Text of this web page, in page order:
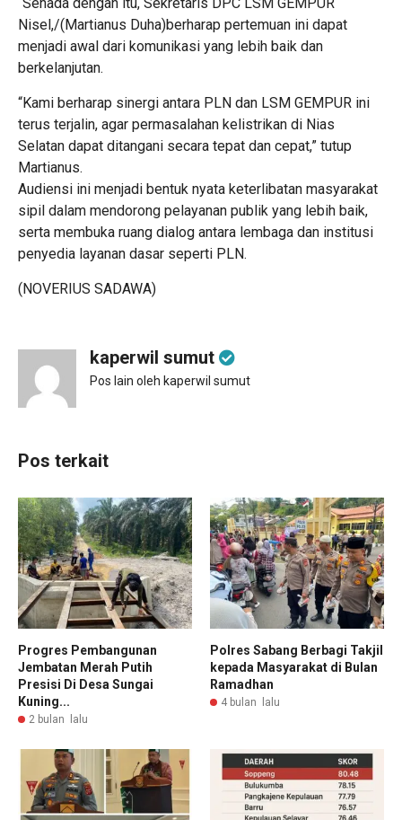
“Senada dengan itu, Sekretaris DPC LSM GEMPUR
Nisel,/(Martianus Duha)berharap pertemuan ini dapat
menjadi awal dari komunikasi yang lebih baik dan
berkelanjutan.
“Kami berharap sinergi antara PLN dan LSM GEMPUR ini
terus terjalin, agar permasalahan kelistrikan di Nias
Selatan dapat ditangani secara tepat dan cepat,” tutup
Martianus.
Audiensi ini menjadi bentuk nyata keterlibatan masyarakat
sipil dalam mendorong pelayanan publik yang lebih baik,
serta membuka ruang dialog antara lembaga dan institusi
penyedia layanan dasar seperti PLN.
(NOVERIUS SADAWA)
kaperwil sumut
Pos lain oleh kaperwil sumut
Pos terkait
Progres Pembangunan
Jembatan Merah Putih
Presisi Di Desa Sungai
Kuning...
2 bulan lalu
Polres Sabang Berbagi Takjil
kepada Masyarakat di Bulan
Ramadhan
4 bulan lalu